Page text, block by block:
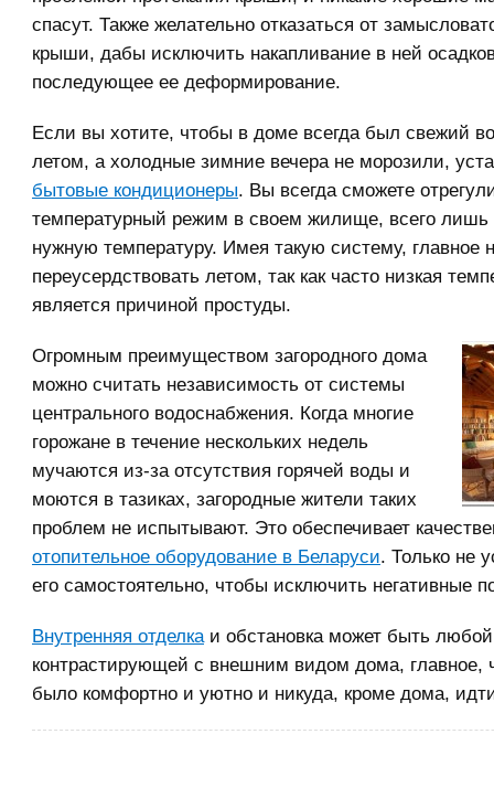
спасут. Также желательно отказаться от
крыши, дабы исключить накапливание в ней
последующее ее деформирование.
Если вы хотите, чтобы в доме всегда был свежий
летом, а холодные зимние вечера не морозили,
бытовые кондиционеры. Вы всегда сможете
температурный режим в своем жилище, всего лишь
нужную температуру. Имея такую систему, главное
переусердствовать летом, так как часто низкая
является причиной простуды.
Огромным преимуществом загородного дома
можно считать независимость от системы
центрального водоснабжения. Когда многие
горожане в течение нескольких недель
мучаются из-за отсутствия горячей воды и
моются в тазиках, загородные жители таких
проблем не испытывают. Это обеспечивает
отопительное оборудование в Беларуси. Только не
его самостоятельно, чтобы исключить негативные
Внутренняя отделкаи обстановка может быть
контрастирующей с внешним видом дома, главное,
было комфортно и уютно и никуда, кроме дома,